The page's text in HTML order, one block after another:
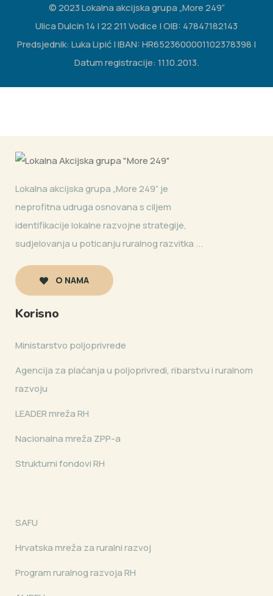
© 2023 Lokalna akcijska grupa „More 249“
Ulica Dulcin 14 | 22 211 Vodice | OIB: 47847182143
Predsjednik: Luka Lipić | IBAN: HR6523600001102378398 |
Datum registracije: 11.10.2013.
Lokalna akcijska grupa „More 249” je
neprofitna udruga osnovana s ciljem
identifikacije lokalne razvojne strategije,
sudjelovanja u poticanju ruralnog razvitka ...
O NAMA
Korisno
Ministarstvo poljoprivrede
Agencija za plaćanja u poljoprivredi, ribarstvu i ruralnom
razvoju
LEADER mreža RH
Nacionalna mreža ZPP-a
Strukturni fondovi RH
SAFU
Hrvatska mreža za ruralni razvoj
Program ruralnog razvoja RH